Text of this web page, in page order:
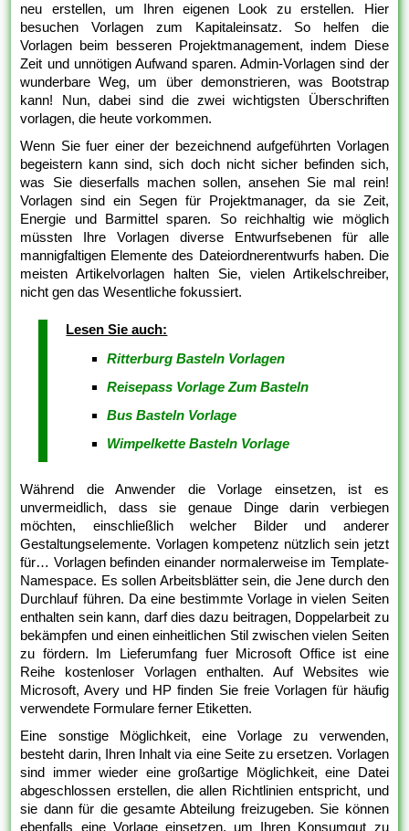
neu erstellen, um Ihren eigenen Look zu erstellen. Hier
besuchen Vorlagen zum Kapitaleinsatz. So helfen die
Vorlagen beim besseren Projektmanagement, indem Diese
Zeit und unnötigen Aufwand sparen. Admin-Vorlagen sind der
wunderbare Weg, um über demonstrieren, was Bootstrap
kann! Nun, dabei sind die zwei wichtigsten Überschriften
vorlagen, die heute vorkommen.
Wenn Sie fuer einer der bezeichnend aufgeführten Vorlagen
begeistern kann sind, sich doch nicht sicher befinden sich,
was Sie dieserfalls machen sollen, ansehen Sie mal rein!
Vorlagen sind ein Segen für Projektmanager, da sie Zeit,
Energie und Barmittel sparen. So reichhaltig wie möglich
müssten Ihre Vorlagen diverse Entwurfsebenen für alle
mannigfaltigen Elemente des Dateiordnerentwurfs haben. Die
meisten Artikelvorlagen halten Sie, vielen Artikelschreiber,
nicht gen das Wesentliche fokussiert.
Lesen Sie auch:
Ritterburg Basteln Vorlagen
Reisepass Vorlage Zum Basteln
Bus Basteln Vorlage
Wimpelkette Basteln Vorlage
Während die Anwender die Vorlage einsetzen, ist es
unvermeidlich, dass sie genaue Dinge darin verbiegen
möchten, einschließlich welcher Bilder und anderer
Gestaltungselemente. Vorlagen kompetenz nützlich sein jetzt
für… Vorlagen befinden einander normalerweise im Template-
Namespace. Es sollen Arbeitsblätter sein, die Jene durch den
Durchlauf führen. Da eine bestimmte Vorlage in vielen Seiten
enthalten sein kann, darf dies dazu beitragen, Doppelarbeit zu
bekämpfen und einen einheitlichen Stil zwischen vielen Seiten
zu fördern. Im Lieferumfang fuer Microsoft Office ist eine
Reihe kostenloser Vorlagen enthalten. Auf Websites wie
Microsoft, Avery und HP finden Sie freie Vorlagen für häufig
verwendete Formulare ferner Etiketten.
Eine sonstige Möglichkeit, eine Vorlage zu verwenden,
besteht darin, Ihren Inhalt via eine Seite zu ersetzen. Vorlagen
sind immer wieder eine großartige Möglichkeit, eine Datei
abgeschlossen erstellen, die allen Richtlinien entspricht, und
sie dann für die gesamte Abteilung freizugeben. Sie können
ebenfalls eine Vorlage einsetzen, um Ihren Konsumgut zu